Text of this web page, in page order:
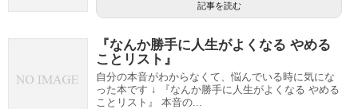
記事を読む
『なんか勝手に人生がよくなる やめる
ことリスト』
自分の本音がわからなくて、悩んでいる時に気にな
った本です ↓ 『なんか勝手に人生がよくなる やめる
ことリスト』 本音の...